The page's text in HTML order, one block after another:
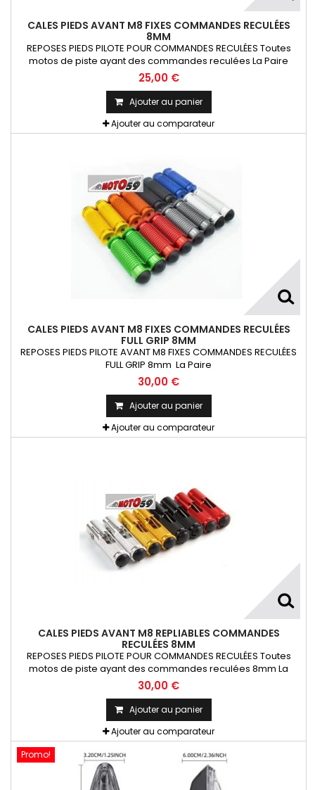
CALES PIEDS AVANT M8 FIXES COMMANDES RECULÉES
8MM
REPOSES PIEDS PILOTE POUR COMMANDES RECULÉES Toutes
motos de piste ayant des commandes reculées La Paire
25,00 €
Ajouter au panier
Ajouter au comparateur
CALES PIEDS AVANT M8 FIXES COMMANDES RECULÉES
FULL GRIP 8MM
REPOSES PIEDS PILOTE AVANT M8 FIXES COMMANDES RECULÉES
FULL GRIP 8mm La Paire
30,00 €
Ajouter au panier
Ajouter au comparateur
CALES PIEDS AVANT M8 REPLIABLES COMMANDES
RECULÉES 8MM
REPOSES PIEDS PILOTE POUR COMMANDES RECULÉES Toutes
motos de piste ayant des commandes reculées 8mm La
Paire
30,00 €
Ajouter au panier
Ajouter au comparateur
Promo!